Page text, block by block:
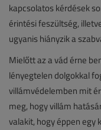
kapcsolatos kérdések
érintési feszültség,
ugyanis hiányzik a
Mielőtt az a vád érne
lényegtelen dolgokkal
villámvédelemben mit
meg, hogy villám
valakit, hogy éppen egy